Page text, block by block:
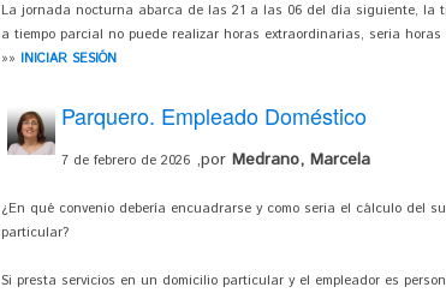
La jornada nocturna abarca de las 21 a las 06 del día siguiente,
a tiempo parcial no puede realizar horas extraordinarias, seria
»» INICIAR SESIÓN
Parquero. Empleado Doméstico
7 de febrero de 2026 ,por Medrano, Marcela
¿En qué convenio debería encuadrarse y como seria el cálculo
particular?
Si presta servicios en un domicilio particular y el empleador es